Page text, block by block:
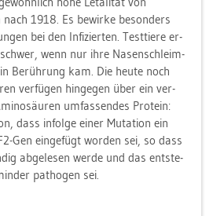
1918. Es be­wir­ke be­son­ders
bei den In­fi­zier­ten. Test­tie­re er­
wenn nur ihre Na­sen­schleim­
Be­rüh­rung kam. Die heute noch
ver­fü­gen hin­ge­gen über ein ver­
um­fas­sen­des Pro­te­in:
dass in­fol­ge einer Mu­ta­ti­on ein
Gen ein­ge­fügt wor­den sei, so dass
ab­ge­le­sen werde und das ent­ste­
pa­tho­gen sei.